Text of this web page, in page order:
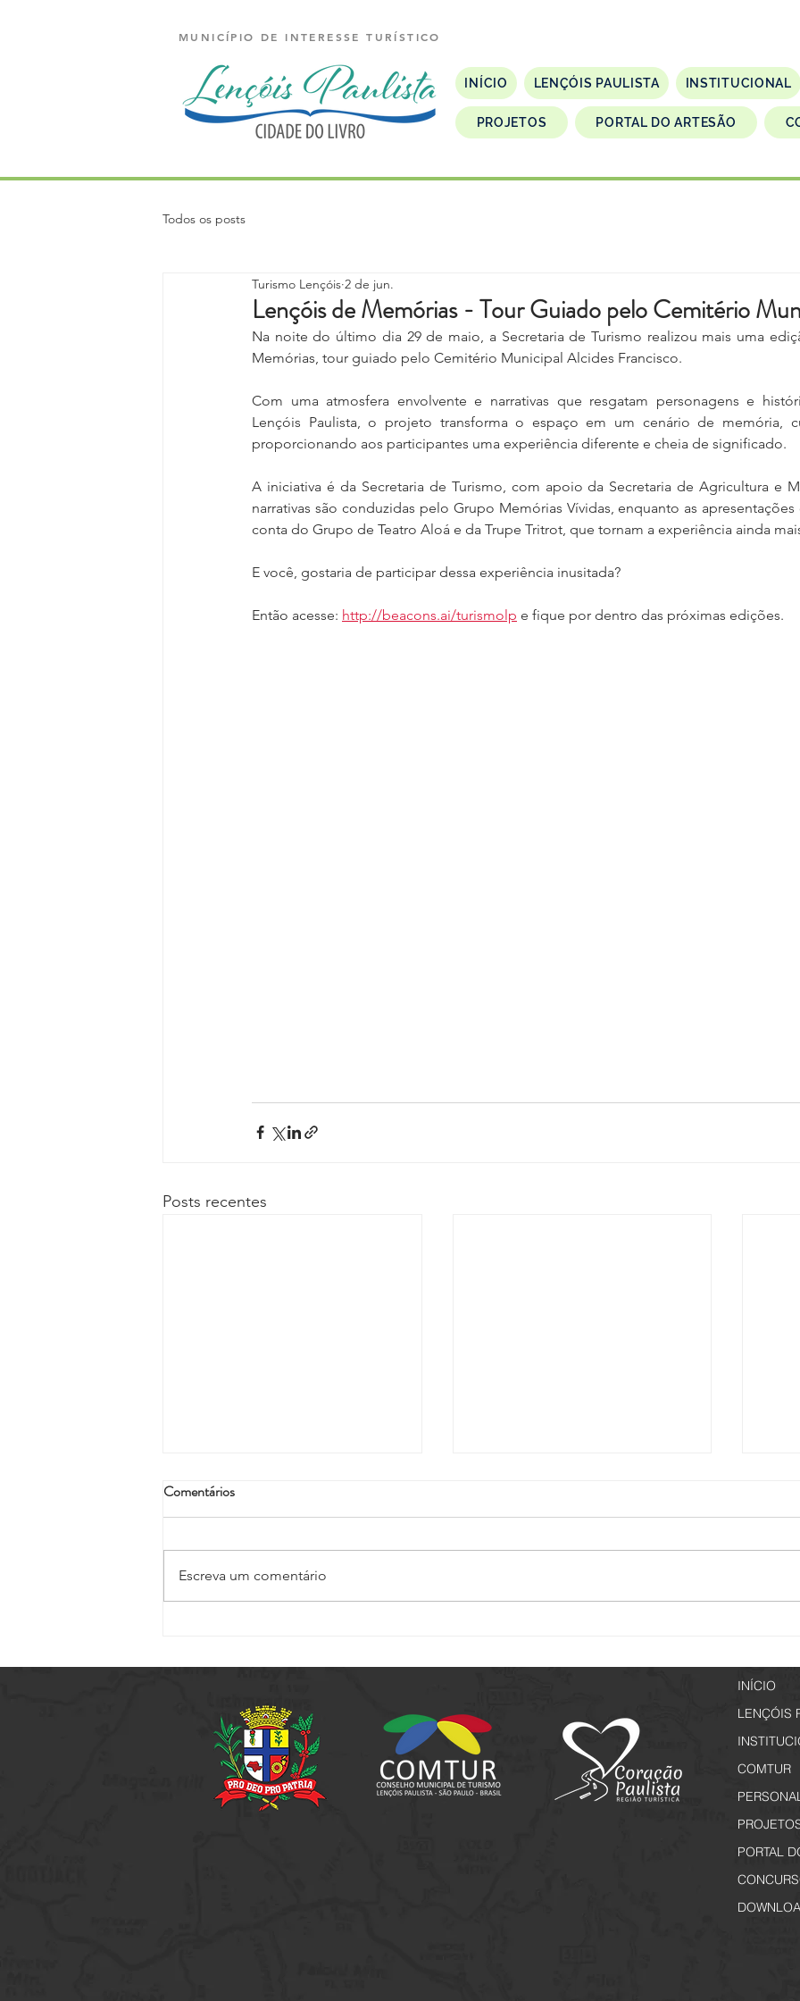
MUNICÍPIO DE INTERESSE TURÍSTICO
INÍCIO LENÇÓIS PAULISTA INSTITUCIONAL
PROJETOS PORTAL DO ARTESÃO
Todos os posts
Lençóis de Memórias - Tour Guiado pelo Cemitério
Turismo Lençóis 2 de jun.
Na noite do último dia 29 de maio, a Secretaria de Turismo realizou mais uma
Memórias, tour guiado pelo Cemitério Municipal Alcides Francisco.
Com uma atmosfera envolvente e narrativas que resgatam personagens e
Lençóis Paulista, o projeto transforma o espaço em um cenário de memória,
proporcionando aos participantes uma experiência diferente e cheia de significado.
A iniciativa é da Secretaria de Turismo, com apoio da Secretaria de Agricultura e
narrativas são conduzidas pelo Grupo Memórias Vívidas, enquanto as
conta do Grupo de Teatro Aloá e da Trupe Tritrot, que tornam a experiência ainda
E você, gostaria de participar dessa experiência inusitada?
Então acesse: http://beacons.ai/turismolp e fique por dentro das próximas edições.
Posts recentes
Comentários
Escreva um comentário
INÍCIO
LENÇÓIS
COMTUR
PORTAL